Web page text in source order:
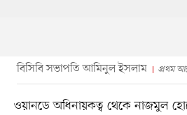
বিসিবি সভাপতি আমিনুল ইসলাম প্রথম
ওয়ানডে অধিনায়কত্ব থেকে নাজমুল